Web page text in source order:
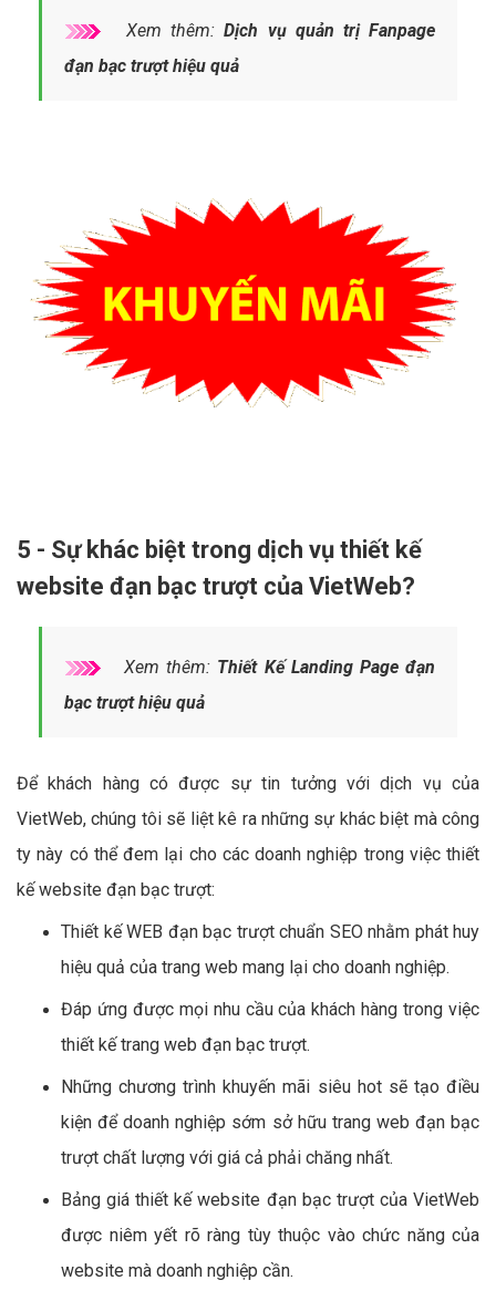
Xem thêm:Dịch vụ quản trị Fanpage
đạn bạc trượt hiệu quả
5 - Sự khác biệt trong dịch vụ thiết kế
website đạn bạc trượt của VietWeb?
Xem thêm: Thiết Kế Landing Page đạn
bạc trượt hiệu quả
Để khách hàng có được sự tin tưởng với dịch vụ của
VietWeb, chúng tôi sẽ liệt kê ra những sự khác biệt mà công
ty này có thể đem lại cho các doanh nghiệp trong việc thiết
kế website đạn bạc trượt:
Thiết kế WEB đạn bạc trượt chuẩn SEO nhằm phát huy
hiệu quả của trang web mang lại cho doanh nghiệp.
Đáp ứng được mọi nhu cầu của khách hàng trong việc
thiết kế trang web đạn bạc trượt.
Những chương trình khuyến mãi siêu hot sẽ tạo điều
kiện để doanh nghiệp sớm sở hữu trang web đạn bạc
trượt chất lượng với giá cả phải chăng nhất.
Bảng giá thiết kế website đạn bạc trượt của VietWeb
được niêm yết rõ ràng tùy thuộc vào chức năng của
website mà doanh nghiệp cần.